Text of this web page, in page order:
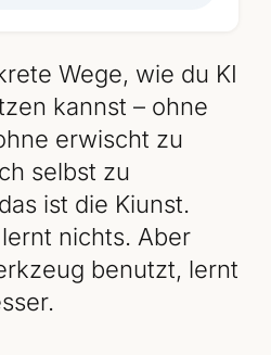
Wege, wie du KI
kannst – ohne
erwischt zu
selbst zu
ist die Kiunst.
nichts. Aber
benutzt, lernt